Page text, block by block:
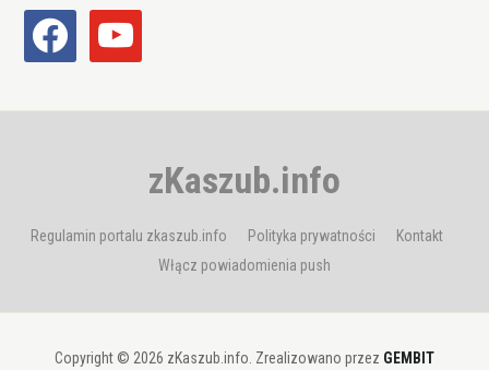
facebook youtube
zKaszub.info
Regulamin portalu zkaszub.info Polityka prywatności
Kontakt
Włącz powiadomienia push
Copyright © 2026 zKaszub.info. Zrealizowano przez GEMBIT